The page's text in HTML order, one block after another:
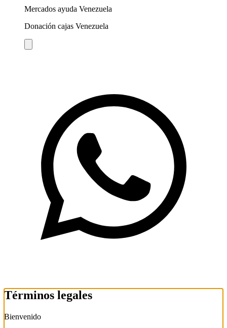
Mercados ayuda Venezuela
Donación cajas Venezuela
Términos legales
Bienvenido